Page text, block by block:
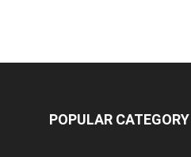
POPULAR CATEGORY